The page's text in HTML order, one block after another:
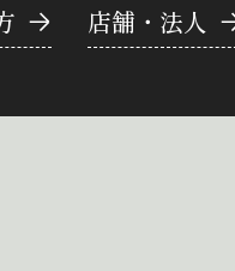
店舗・法人